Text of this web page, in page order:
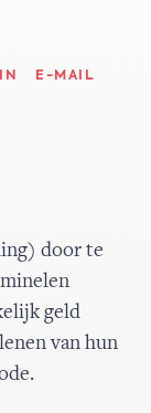
E-MAIL
door te
geld
van hun